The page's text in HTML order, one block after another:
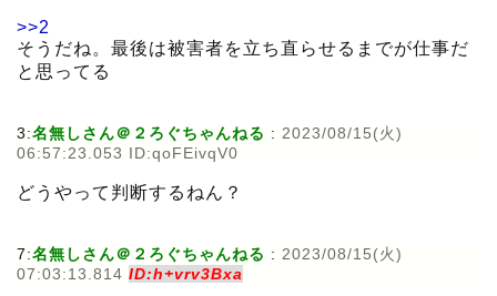
>>2
そうだね。最後は被害者を立ち直らせるまでが仕事だ
と思ってる
3:名無しさん＠２ろぐちゃんねる : 2023/08/15(火)
06:57:23.053 ID:qoFEivqV0
どうやって判断するねん？
7:名無しさん＠２ろぐちゃんねる : 2023/08/15(火)
07:03:13.814 ID:h+vrv3Bxa